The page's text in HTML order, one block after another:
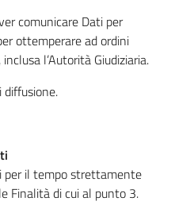
comunicare Dati per
ottemperare ad ordini
l’Autorità Giudiziaria.
per il tempo strettamente
Finalità di cui al punto 3.